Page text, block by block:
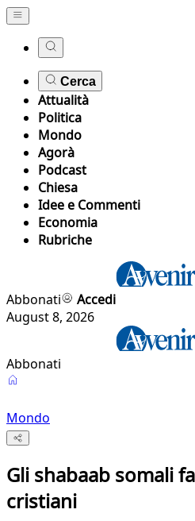
Cerca
Attualità
Politica
Mondo
Agorà
Podcast
Chiesa
Idee e Commenti
Economia
Rubriche
Abbonati
Accedi
August 8, 2026
Abbonati
Mondo
Gli shabaab somali
cristiani